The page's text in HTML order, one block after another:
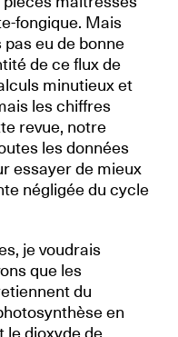
fongique. Mais
eu de bonne
de ce flux de
minutieux et
les chiffres
revue, notre
les données
essayer de mieux
négligée du cycle
je voudrais
que les
du
en